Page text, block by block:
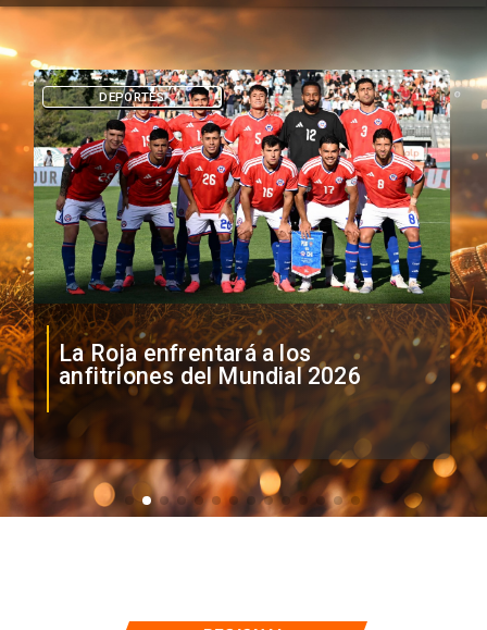
La Roja enfrentará a los
anfitriones del Mundial 2026
DEPORTES